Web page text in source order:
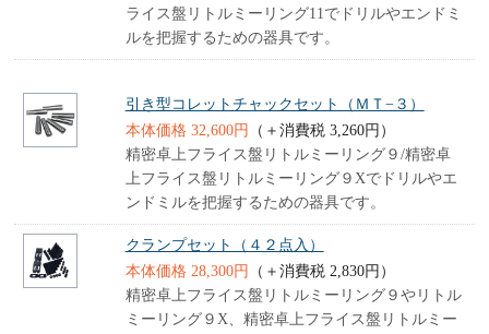
ライス盤リトルミーリング11でドリルやエンドミ
ルを把握するための器具です。
引き型コレットチャックセット（ＭＴ−３）
本体価格 32,600円
（＋消費税 3,260円）
精密卓上フライス盤リトルミーリング９/精密卓
上フライス盤リトルミーリング９Xでドリルやエ
ンドミルを把握するための器具です。
クランプセット（４２点入）
本体価格 28,300円
（＋消費税 2,830円）
精密卓上フライス盤リトルミーリング９やリトル
ミーリング９X、精密卓上フライス盤リトルミー